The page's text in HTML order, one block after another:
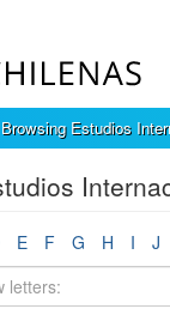
Browsing Estudios
E F G H I J